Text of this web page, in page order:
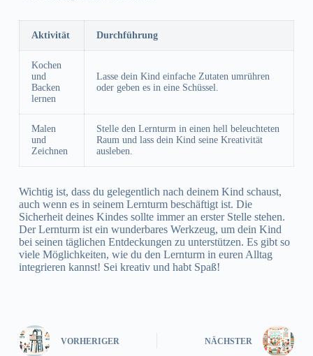
Aktivität Durchführung
Kochen
und
Backen
lernen
Lasse dein Kind einfache Zutaten umrühren
oder geben es in eine Schüssel.
Malen
und
Zeichnen
Stelle den Lernturm in einen hell beleuchteten
Raum und lass dein Kind seine Kreativität
ausleben.
Wichtig ist, dass du gelegentlich nach deinem Kind schaust,
auch wenn es in seinem Lernturm beschäftigt ist. Die
Sicherheit deines Kindes sollte immer an erster Stelle stehen.
Der Lernturm ist ein wunderbares Werkzeug, um dein Kind
bei seinen täglichen Entdeckungen zu unterstützen. Es gibt so
viele Möglichkeiten, wie du den Lernturm in euren Alltag
integrieren kannst! Sei kreativ und habt Spaß!
VORHERIGER NÄCHSTER